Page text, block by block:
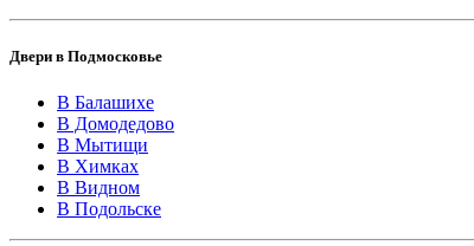
Двери в Подмосковье
В Балашихе
В Домодедово
В Мытищи
В Химках
В Видном
В Подольске